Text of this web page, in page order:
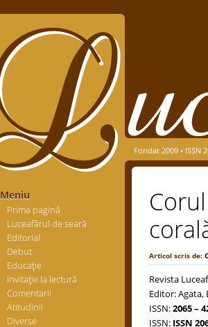
Meniu
Prima pagină
Luceafărul de seară
Editorial
Debut
Educaţie
Invitaţie la lectură
Comentarii
Atitudinii
Diverse
Fondat 2009 • ISSN
Articol scris de:
Revista
Editor: Agata,
ISSN:2065 –
ISSN: ISSN